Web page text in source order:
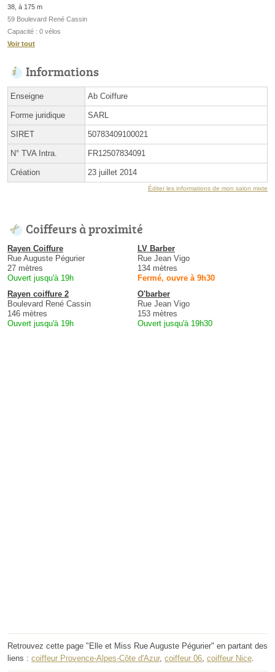
38, à 175 m
59 Boulevard René Cassin
Capacité : 0 vélos
Voir tout
Informations
Enseigne Ab Coiffure
Forme juridique SARL
SIRET 50783409100021
N° TVA Intra. FR12507834091
Création 23 juillet 2014
Éditer les informations de mon salon mixte
Coiffeurs à proximité
Rayen Coiffure
Rue Auguste Pégurier
27 mètres
Ouvert jusqu'à 19h
LV Barber
Rue Jean Vigo
134 mètres
Fermé, ouvre à 9h30
Rayen coiffure 2
Boulevard René Cassin
146 mètres
Ouvert jusqu'à 19h
O'barber
Rue Jean Vigo
153 mètres
Ouvert jusqu'à 19h30
Retrouvez cette page "Elle et Miss Rue Auguste Pégurier" en partant des
liens : coiffeur Provence-Alpes-Côte d'Azur, coiffeur 06 coiffeur Nice